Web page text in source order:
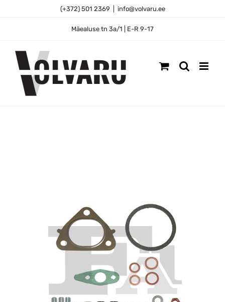
(+372) 501 2369 info@volvaru.ee
Mäealuse tn 3a/1 | E-R 9-17